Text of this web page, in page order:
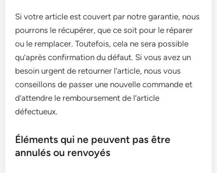
Si votre article est couvert par notre garantie, nous
pourrons le récupérer, que ce soit pour le réparer
ou le remplacer. Toutefois, cela ne sera possible
qu’après confirmation du défaut. Si vous avez un
besoin urgent de retourner l’article, nous vous
conseillons de passer une nouvelle commande et
d’attendre le remboursement de l’article
défectueux.
Éléments qui ne peuvent pas être
annulés ou renvoyés